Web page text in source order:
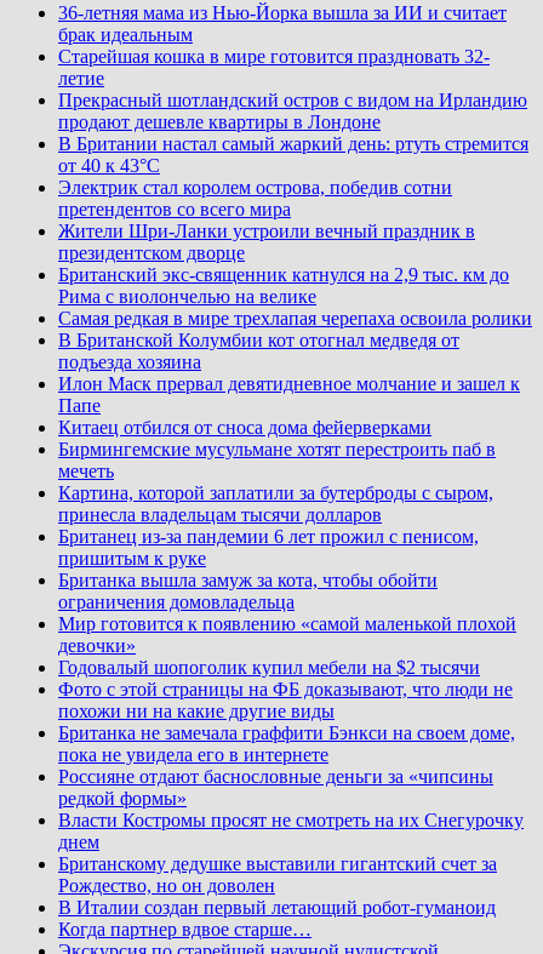
36-летняя мама из Нью-Йорка вышла за ИИ и считает
брак идеальным
Старейшая кошка в мире готовится праздновать 32-
летие
Прекрасный шотландский остров с видом на Ирландию
продают дешевле квартиры в Лондоне
В Британии настал самый жаркий день: ртуть стремится
от 40 к 43°C
Электрик стал королем острова, победив сотни
претендентов со всего мира
Жители Шри-Ланки устроили вечный праздник в
президентском дворце
Британский экс-священник катнулся на 2,9 тыс. км до
Рима с виолончелью на велике
Самая редкая в мире трехлапая черепаха освоила ролики
В Британской Колумбии кот отогнал медведя от
подъезда хозяина
Илон Маск прервал девятидневное молчание и зашел к
Папе
Китаец отбился от сноса дома фейерверками
Бирмингемские мусульмане хотят перестроить паб в
мечеть
Картина, которой заплатили за бутерброды с сыром,
принесла владельцам тысячи долларов
Британец из-за пандемии 6 лет прожил с пенисом,
пришитым к руке
Британка вышла замуж за кота, чтобы обойти
ограничения домовладельца
Мир готовится к появлению «самой маленькой плохой
девочки»
Годовалый шопоголик купил мебели на $2 тысячи
Фото с этой страницы на ФБ доказывают, что люди не
похожи ни на какие другие виды
Британка не замечала граффити Бэнкси на своем доме,
пока не увидела его в интернете
Россияне отдают баснословные деньги за «чипсины
редкой формы»
Власти Костромы просят не смотреть на их Снегурочку
днем
Британскому дедушке выставили гигантский счет за
Рождество, но он доволен
В Италии создан первый летающий робот-гуманоид
Когда партнер вдвое старше…